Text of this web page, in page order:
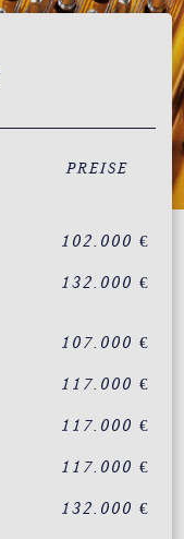
PREISE
102.000 €
132.000 €
107.000 €
117.000 €
117.000 €
117.000 €
132.000 €